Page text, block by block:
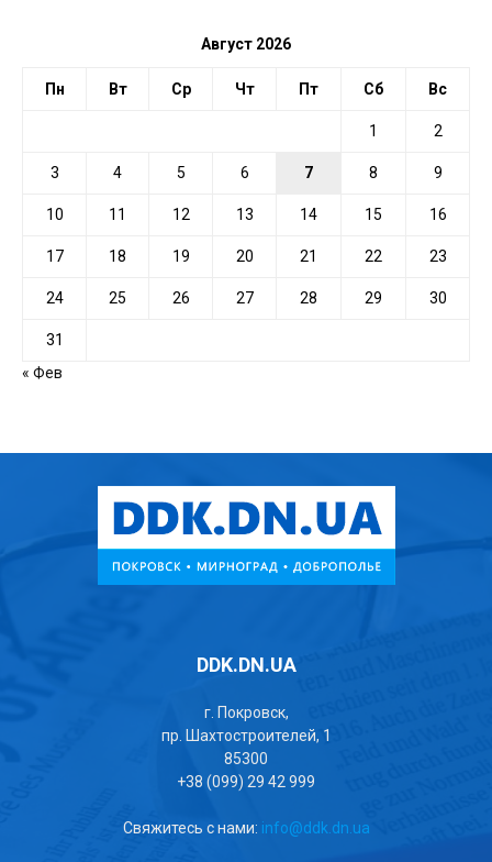
Август 2026
Пн Вт Ср Чт Пт Сб Вс
1 2
3 4 5 6 7 8 9
10 11 12 13 14 15 16
17 18 19 20 21 22 23
24 25 26 27 28 29 30
31
« Фев
DDK.DN.UA
г. Покровск,
пр. Шахтостроителей, 1
85300
+38 (099) 29 42 999
Свяжитесь с нами: info@ddk.dn.ua